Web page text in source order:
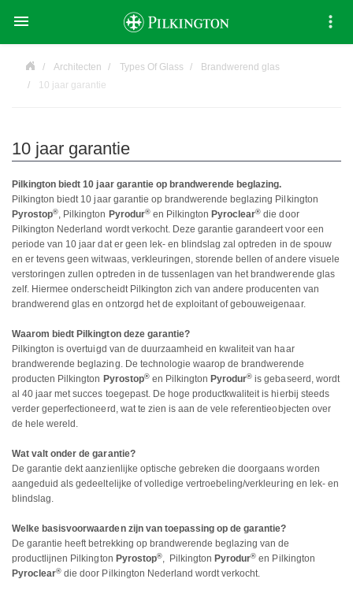

Architecten Types Of Glass
Brandwerend glas
10 jaar garantie
10 jaar garantie
Pilkington biedt 10 jaar garantie op brandwerende beglazing.
Pilkington biedt 10 jaar garantie op brandwerende beglazing Pilkington
Pyrostop®, Pilkington Pyrodur®en Pilkington Pyroclear® die door
Pilkington Nederland wordt verkocht. Deze garantie garandeert voor een
periode van 10 jaar dat er geen lek- en blindslag zal optreden in de spouw
en er tevens geen witwaas, verkleuringen, storende bellen of andere visuele
verstoringen zullen optreden in de tussenlagen van het brandwerende glas
zelf. Hiermee onderscheidt Pilkington zich van andere producenten van
brandwerend glas en ontzorgd het de exploitant of gebouweigenaar.
Waarom biedt Pilkington deze garantie?
Pilkington is overtuigd van de duurzaamheid en kwaliteit van haar
brandwerende beglazing. De technologie waarop de brandwerende
producten Pilkington Pyrostop®en Pilkington Pyrodur® is gebaseerd, wordt
al 40 jaar met succes toegepast. De hoge productkwaliteit is hierbij steeds
verder geperfectioneerd, wat te zien is aan de vele referentieobjecten over
de hele wereld.
Wat valt onder de garantie?
De garantie dekt aanzienlijke optische gebreken die doorgaans worden
aangeduid als gedeeltelijke of volledige vertroebeling/verkleuring en lek- en
blindslag.
Welke basisvoorwaarden zijn van toepassing op de garantie?
De garantie heeft betrekking op brandwerende beglazing van de
productlijnen Pilkington Pyrostop®, Pilkington Pyrodur® en Pilkington
Pyroclear® die door Pilkington Nederland wordt verkocht.